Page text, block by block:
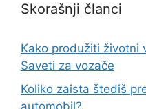
Skorašnji članci
Kako produžiti životni
Saveti za vozače
Koliko zaista štediš
automobil?